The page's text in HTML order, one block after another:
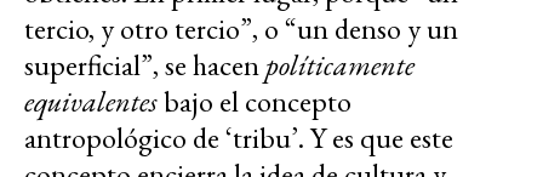
tercio, y otro tercio”, o “un denso y un
superficial”, se hacenpolíticamente
equivalentesbajo el concepto
antropológico de ‘tribu’. Y es que este